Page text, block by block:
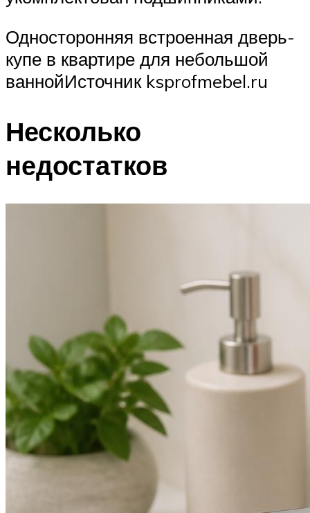
Односторонняя встроенная дверь-
купе в квартире для небольшой
ваннойИсточник ksprofmebel.ru
Несколько
недостатков